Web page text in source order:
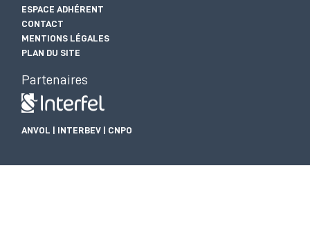
ESPACE ADHÉRENT
CONTACT
MENTIONS LÉGALES
PLAN DU SITE
Partenaires
ANVOL | INTERBEV | CNPO